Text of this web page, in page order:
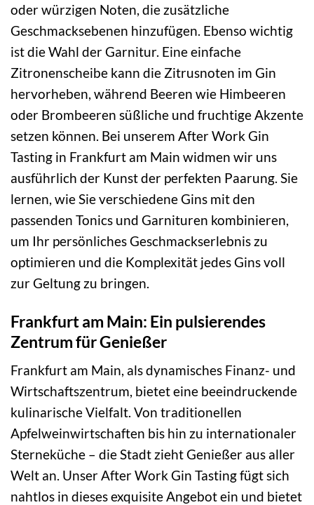
oder würzigen Noten, die zusätzliche
Geschmacksebenen hinzufügen. Ebenso wichtig
ist die Wahl der Garnitur. Eine einfache
Zitronenscheibe kann die Zitrusnoten im Gin
hervorheben, während Beeren wie Himbeeren
oder Brombeeren süßliche und fruchtige Akzente
setzen können. Bei unserem After Work Gin
Tasting in Frankfurt am Main widmen wir uns
ausführlich der Kunst der perfekten Paarung. Sie
lernen, wie Sie verschiedene Gins mit den
passenden Tonics und Garnituren kombinieren,
um Ihr persönliches Geschmackserlebnis zu
optimieren und die Komplexität jedes Gins voll
zur Geltung zu bringen.
Frankfurt am Main: Ein pulsierendes
Zentrum für Genießer
Frankfurt am Main, als dynamisches Finanz- und
Wirtschaftszentrum, bietet eine beeindruckende
kulinarische Vielfalt. Von traditionellen
Apfelweinwirtschaften bis hin zu internationaler
Sterneküche – die Stadt zieht Genießer aus aller
Welt an. Unser After Work Gin Tasting fügt sich
nahtlos in dieses exquisite Angebot ein und bietet